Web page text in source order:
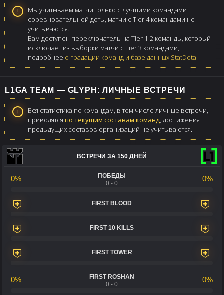
Мы учитываем матчи только с лучшими командами
соревновательной доты, матчи с Tier 4 командами не
учитываются.
Вам доступен переключатель на Tier 1-2 команды, который
исключает из выборки матчи с Tier 3 командами,
подробнее о градации команд и базе данных StatDota.
L1GA TEAM — GLYPH: ЛИЧНЫЕ ВСТРЕЧИ
Вся статистика по командам, в том числе личные встречи,
приводятся по текущим составам команд, достижения
предыдущих составов организаций не учитываются.
ВСТРЕЧИ ЗА 150 ДНЕЙ
0%
ПОБЕДЫ
0 - 0
0%
FIRST BLOOD
FIRST 10 KILLS
FIRST TOWER
0%
FIRST ROSHAN
0 - 0
0%